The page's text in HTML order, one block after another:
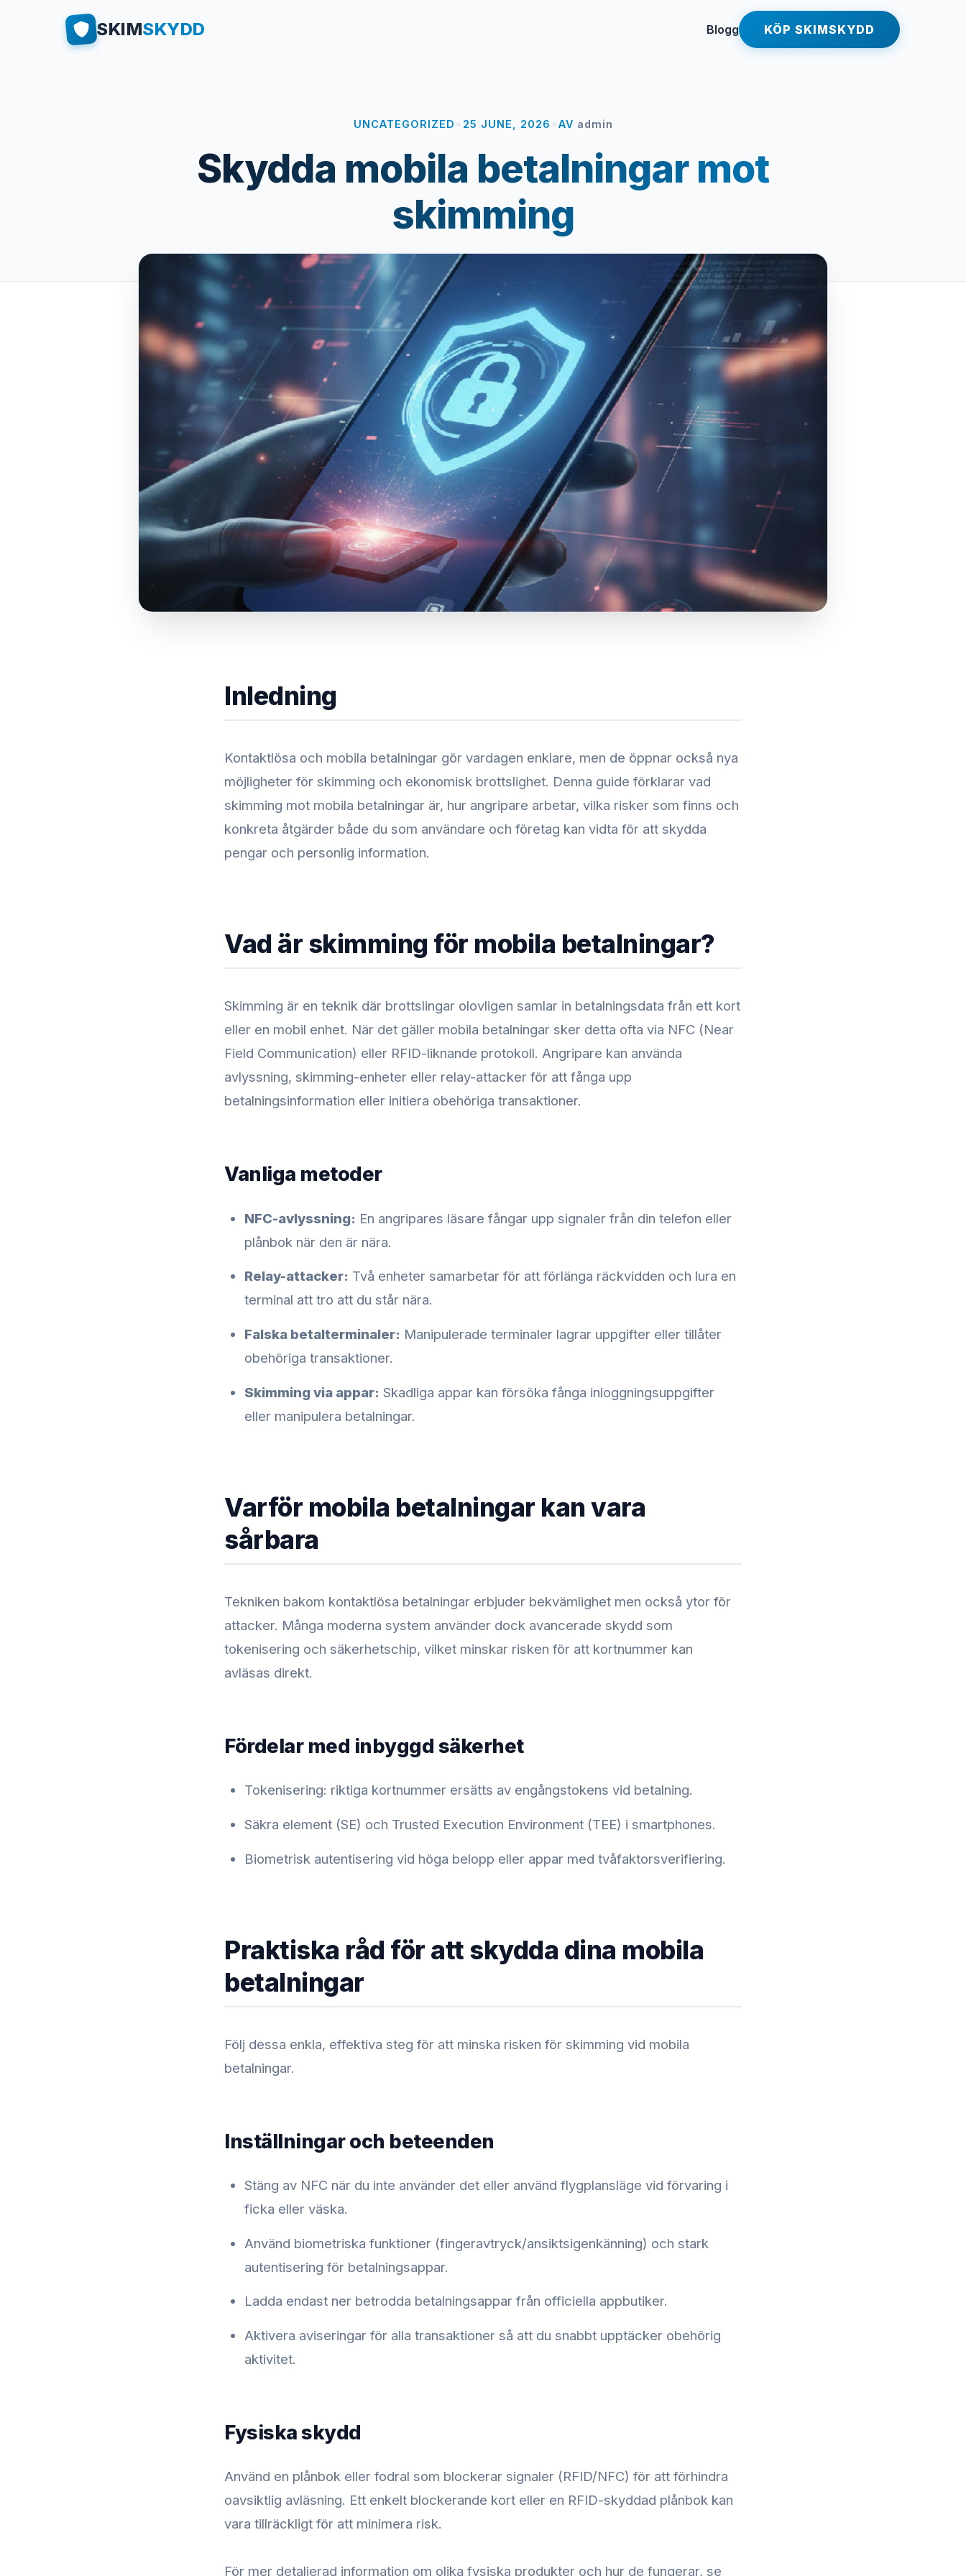
SKIMSKYDD Blogg KÖP SKIMSKYDD
UNCATEGORIZED 25 JUNE, 2026 AV admin
Skydda mobila betalningar mot
skimming
Inledning
Kontaktlösa och mobila betalningar gör vardagen enklare, men de öppnar också nya
möjligheter för skimming och ekonomisk brottslighet. Denna guide förklarar vad
skimming mot mobila betalningar är, hur angripare arbetar, vilka risker som finns och
konkreta åtgärder både du som användare och företag kan vidta för att skydda
pengar och personlig information.
Vad är skimming för mobila betalningar?
Skimming är en teknik där brottslingar olovligen samlar in betalningsdata från ett kort
eller en mobil enhet. När det gäller mobila betalningar sker detta ofta via NFC (Near
Field Communication) eller RFID-liknande protokoll. Angripare kan använda
avlyssning, skimming-enheter eller relay-attacker för att fånga upp
betalningsinformation eller initiera obehöriga transaktioner.
Vanliga metoder
NFC-avlyssning: En angripares läsare fångar upp signaler från din telefon eller
plånbok när den är nära.
Relay-attacker: Två enheter samarbetar för att förlänga räckvidden och lura en
terminal att tro att du står nära.
Falska betalterminaler: Manipulerade terminaler lagrar uppgifter eller tillåter
obehöriga transaktioner.
Skimming via appar: Skadliga appar kan försöka fånga inloggningsuppgifter
eller manipulera betalningar.
Varför mobila betalningar kan vara
sårbara
Tekniken bakom kontaktlösa betalningar erbjuder bekvämlighet men också ytor för
attacker. Många moderna system använder dock avancerade skydd som
tokenisering och säkerhetschip, vilket minskar risken för att kortnummer kan
avläsas direkt.
Fördelar med inbyggd säkerhet
Tokenisering: riktiga kortnummer ersätts av engångstokens vid betalning.
Säkra element (SE) och Trusted Execution Environment (TEE) i smartphones.
Biometrisk autentisering vid höga belopp eller appar med tvåfaktorsverifiering.
Praktiska råd för att skydda dina mobila
betalningar
Följ dessa enkla, effektiva steg för att minska risken för skimming vid mobila
betalningar.
Inställningar och beteenden
Stäng av NFC när du inte använder det eller använd flygplansläge vid förvaring i
ficka eller väska.
Använd biometriska funktioner (fingeravtryck/ansiktsigenkänning) och stark
autentisering för betalningsappar.
Ladda endast ner betrodda betalningsappar från officiella appbutiker.
Aktivera aviseringar för alla transaktioner så att du snabbt upptäcker obehörig
aktivitet.
Fysiska skydd
Använd en plånbok eller fodral som blockerar signaler (RFID/NFC) för att förhindra
oavsiktlig avläsning. Ett enkelt blockerande kort eller en RFID-skyddad plånbok kan
vara tillräckligt för att minimera risk.
För mer detaljerad information om olika fysiska produkter och hur de fungerar, se